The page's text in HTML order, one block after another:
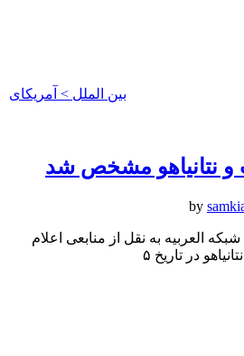
بین الملل > آمریکای
و نتانیاهو مشخص شد
العربیه به نقل از منابعی اعلام
در تاریخ ۵